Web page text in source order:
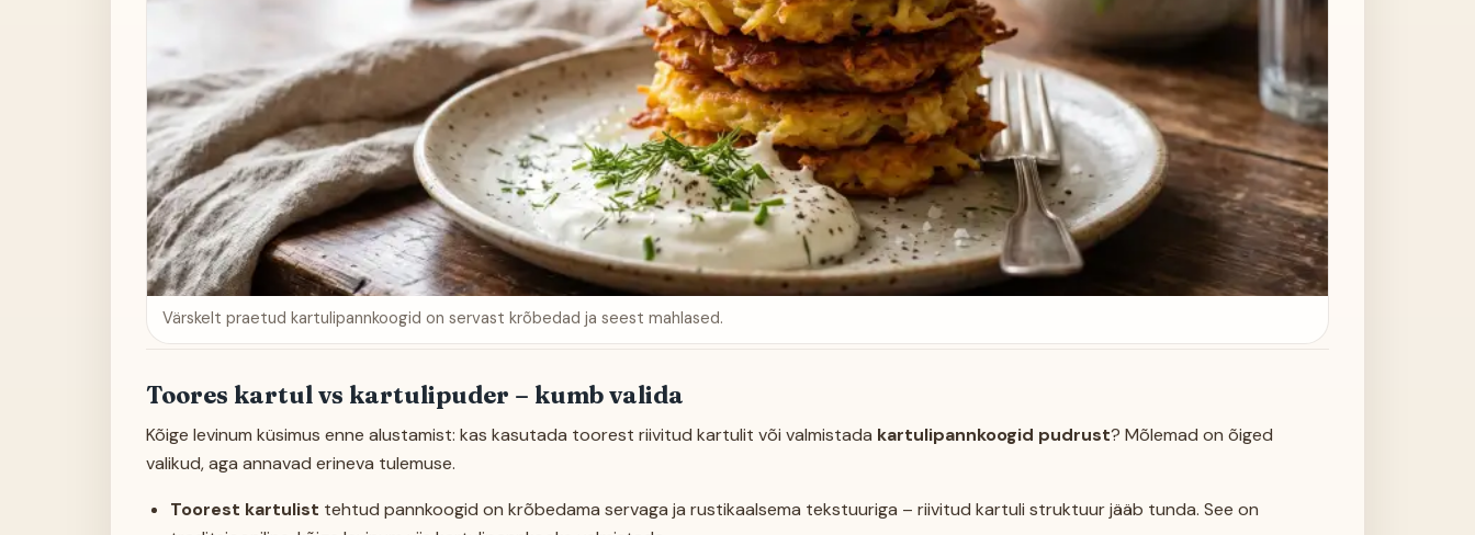
Värskelt praetud kartulipannkoogid on servast krõbedad ja seest mahlased.
Toores kartul vs kartulipuder – kumb valida
Kõige levinum küsimus enne alustamist: kas kasutada toorest riivitud kartulit või valmistada kartulipannkoogid pudrust? Mõlemad on õiged
valikud, aga annavad erineva tulemuse.
Toorest kartulist tehtud pannkoogid on krõbedama servaga ja rustikaalsema tekstuuriga – riivitud kartuli struktuur jääb tunda. See on